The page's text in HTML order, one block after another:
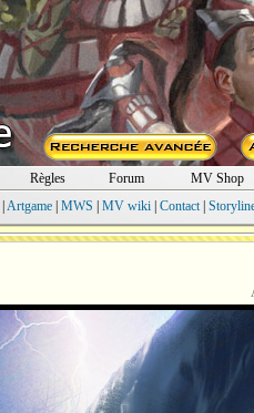
Règles Forum
MV Shop
Artgame| MWS MV wiki| Contact|